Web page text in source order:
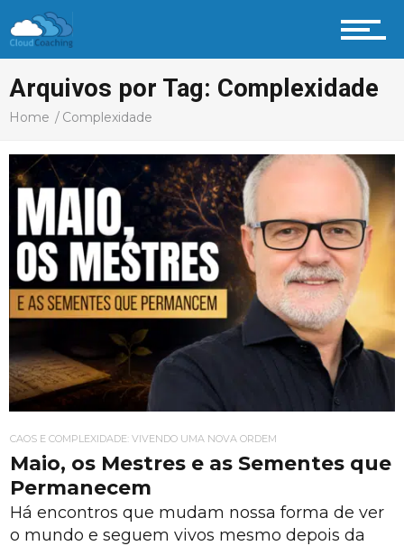
Arquivos por Tag: Complexidade
Home Complexidade
CAOS E COMPLEXIDADE: VIVENDO UMA NOVA ORDEM
Maio, os Mestres e as Sementes que
Permanecem
Há encontros que mudam nossa forma de ver
o mundo e seguem vivos mesmo depois da